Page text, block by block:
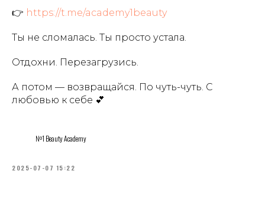
👉 https://t.me/academy1beauty
Ты не сломалась. Ты просто устала.
Отдохни. Перезагрузись.
А потом — возвращайся. По чуть-чуть. С
любовью к себе 💕
№1 Beauty Academy
2025-07-07 15:22